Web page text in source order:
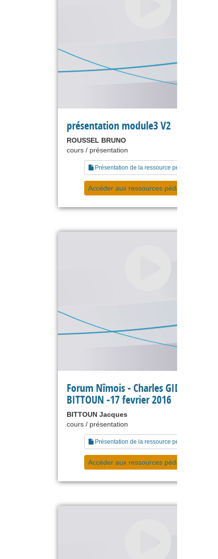
présentation module3 V2
ROUSSEL BRUNO
cours / présentation
Présentation de la ressource pédagogique
Accéder aux ressources pédagogiques
Forum Nîmois - Charles GIDE -
BITTOUN -17 fevrier 2016
BITTOUN Jacques
cours / présentation
Présentation de la ressource pédagogique
Accéder aux ressources pédagogiques